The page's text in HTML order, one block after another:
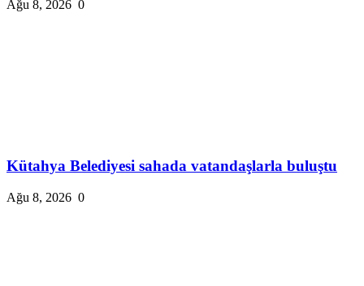
Ağu 8, 2026 0
Kütahya Belediyesi sahada vatandaşlarla buluştu
Ağu 8, 2026 0